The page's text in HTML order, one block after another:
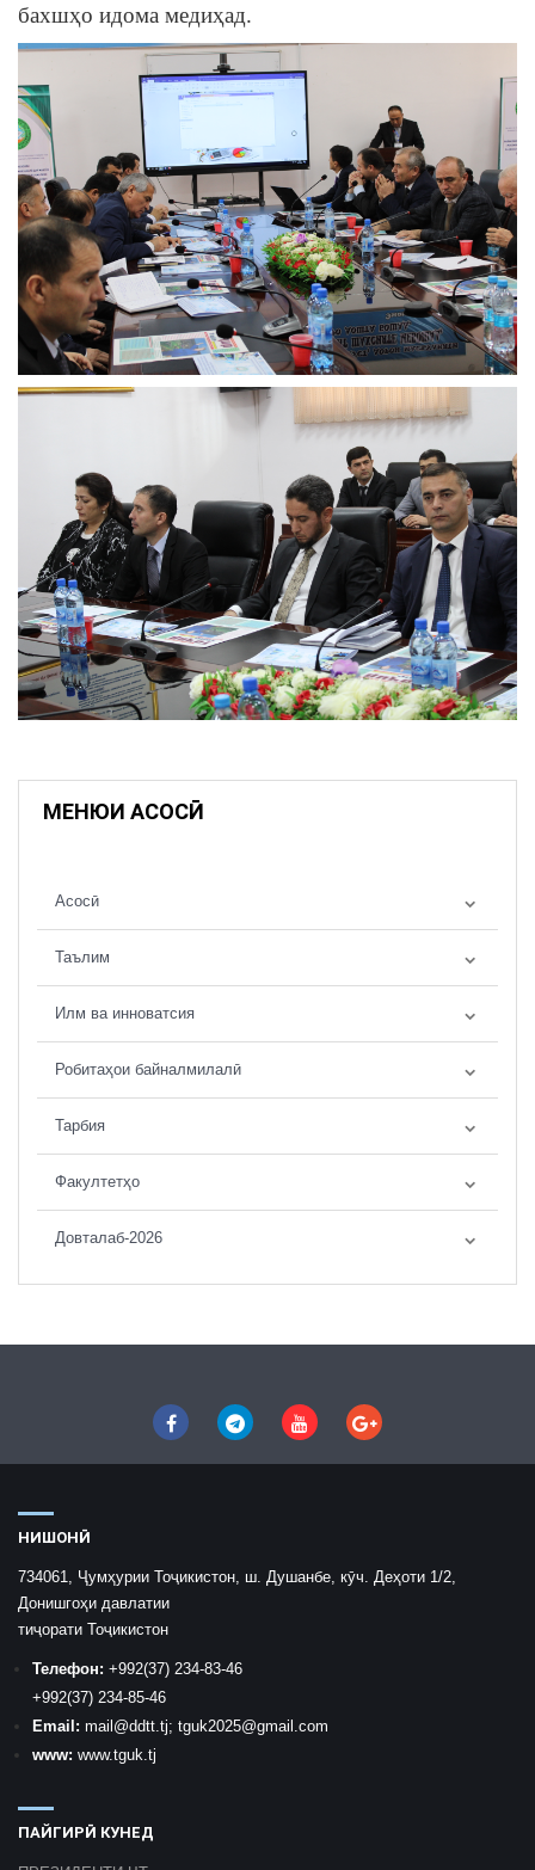
бахшҳо идома медиҳад.
МЕНЮИ АСОСӢ
Асосӣ
Таълим
Илм ва инноватсия
Робитаҳои байналмилалӣ
Тарбия
Факултетҳо
Довталаб-2026
НИШОНӢ
734061, Ҷумҳурии Тоҷикистон, ш. Душанбе, кӯч. Деҳоти 1/2,
Донишгоҳи давлатии
тиҷорати Тоҷикистон
Телефон: +992(37) 234-83-46
+992(37) 234-85-46
Email: mail @ddtt.tj; tguk2025@gmail.com
www: www.tguk.tj
ПАЙГИРӢ КУНЕД